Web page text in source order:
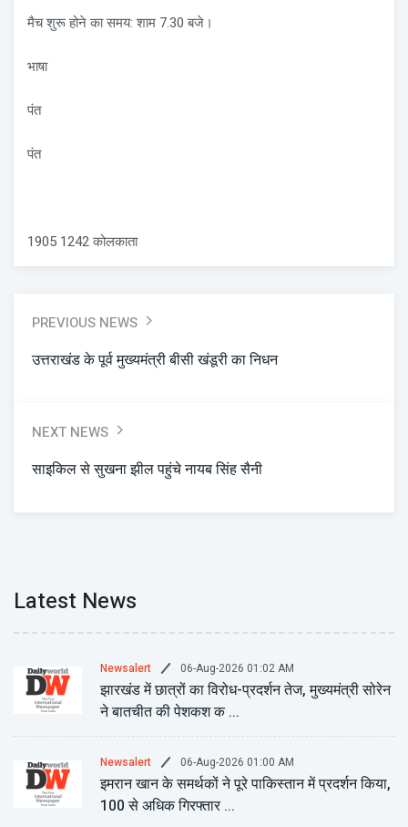
मैच शुरू होने का समय: शाम 7.30 बजे।
भाषा
पंत
पंत
1905 1242 कोलकाता
PREVIOUS NEWS
उत्तराखंड के पूर्व मुख्यमंत्री बीसी खंडूरी का निधन
NEXT NEWS
साइकिल से सुखना झील पहुंचे नायब सिंह सैनी
Latest News
Newsalert 06-Aug-2026 01:02 AM
झारखंड में छात्रों का विरोध-प्रदर्शन तेज, मुख्यमंत्री सोरेन
ने बातचीत की पेशकश क ...
Newsalert 06-Aug-2026 01:00 AM
इमरान खान के समर्थकों ने पूरे पाकिस्तान में प्रदर्शन किया,
100 से अधिक गिरफ्तार ...